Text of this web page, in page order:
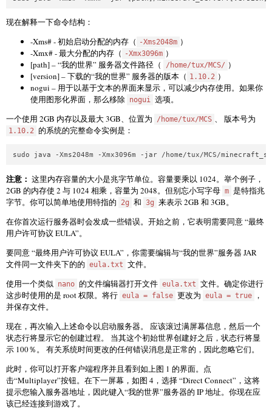
现在解释一下命令结构：
-Xms# - 初始启动分配的内存（ -Xms2048m ）
-Xmx# - 最大分配的内存（ -Xmx3096m ）
[path] – “我的世界” 服务器文件路径（
/home/tux/MCS/ ）
[version] – 下载的“我的世界” 服务器的版本（ 1.10.2 ）
nogui – 用于以基于文本的界面来显示，可以减少内存使用。如果你
使用图形化界面，那么移除 nogui 选项。
一个使用 2GB 内存以及最大 3GB、位置为
/home/tux/MCS 、 版本号为
1.10.2 的系统的完整命令实例是：
注意： 这里内存容量的大小是兆字节单位。容量要乘以 1024。举个例子，
2GB 的内存使 2 与 1024 相乘，容量为 2048。但别忘小写字母 m 是特指兆
字节。你可以简单地使用特指的
2g 和 3g 来表示 2GB 和 3GB。
在你首次运行服务器时会发成一些错误。开始之前，它表明需要同意 “最终
用户许可协议 EULA”。
要同意 “最终用户许可协议 EULA”，你需要编辑与“我的世界”服务器 JAR
文件同一文件夹下的的 eula.txt 文件。
使用一个类似 nano 的文件编辑器打开文件 eula.txt 文件。确定你进行
这步时使用的是 root 权限。将行 eula = false 更改为 eula = true
，
并保存文件。
现在，再次输入上述命令以启动服务器。 应该滚过满屏幕信息，然后一个
状态行将显示它的创建过程。 当其这个初始世界创建好之后，状态行将显
示 100％。 有关系统时间更改的任何错误消息是正常的，因此忽略它们。
此时，你可以打开客户端程序并且看到如上图 1 的界面。点
击“Multiplayer”按钮。在下一屏幕，如图 4，选择 “Direct Connect”，这将
提示您输入服务器地址，因此键入“我的世界”服务器的 IP 地址。你现在应
该已经连接到游戏了。